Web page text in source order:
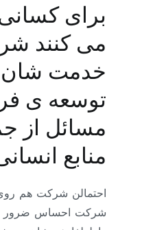
برای
می کنند
خدمت شان
توسعه ی
مسائل از
منابع
احتمالن شرکت هم
شرکت احساس ضرور